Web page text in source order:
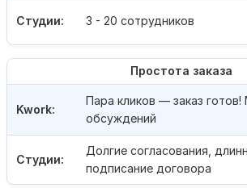
Студии: 3 - 20 сотрудников
Простота заказа
Студии:
Долгие согласования,
подписание договора
Kwork:
Пара кликов — заказ
обсуждений